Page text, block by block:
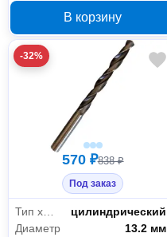
13.7 мм Р6М5 18773А
В корзину
-32%
570 ₽838 ₽
Под заказ
Тип хвостовика
цилиндрический
Диаметр
13.2 мм